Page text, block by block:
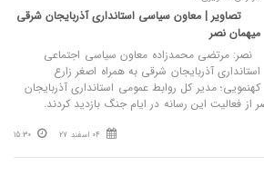
تصاویر | معاون سیاسی استانداری آذربایجان شرقی
میهمان نصر
نصر: مرتضی محمدزاده معاون سیاسی اجتماعی
استانداری آذربایجان شرقی به همراه اصغر زارع
کهنمویی؛ مدیر کل روابط عمومی استانداری آذربایجان
فعالیت این رسانه در ایام جنگ بازدید کردند.
04 اسفند 27 15:30